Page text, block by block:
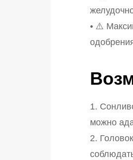
• ⚠️
1.
можно
2.